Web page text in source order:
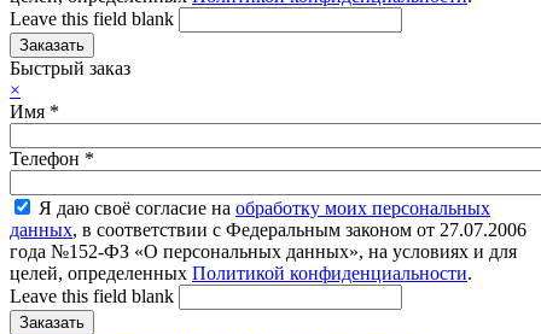
Leave this field blank
Быстрый заказ
×
Имя *
Телефон *
Я даю своё согласие на обработку моих персональных
данных, в соответствии с Федеральным законом от 27.07.2006
года №152-ФЗ «О персональных данных», на условиях и для
целей, определенных Политикой конфиденциальности.
Leave this field blank